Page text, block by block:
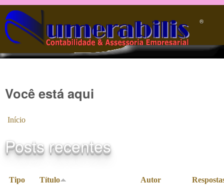
Pular para o conteúdo principal
®️
Você está aqui
Início
Posts recentes
Tipo Título Autor